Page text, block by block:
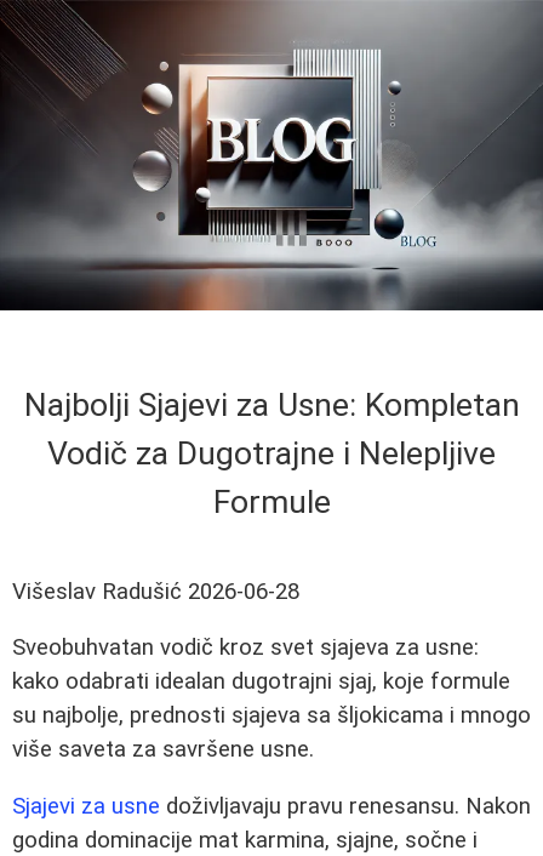
Najbolji Sjajevi za Usne: Kompletan
Vodič za Dugotrajne i Nelepljive
Formule
Višeslav Radušić 2026-06-28
Sveobuhvatan vodič kroz svet sjajeva za usne:
kako odabrati idealan dugotrajni sjaj, koje formule
su najbolje, prednosti sjajeva sa šljokicama i mnogo
više saveta za savršene usne.
Sjajevi za usne doživljavaju pravu renesansu. Nakon
godina dominacije mat karmina, sjajne, sočne i